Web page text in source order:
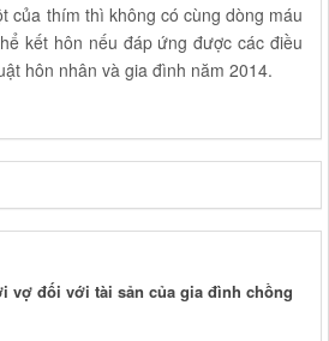
của thím thì không có cùng dòng máu
kết hôn nếu đáp ứng được các điều
hôn nhân và gia đình năm 2014.
vợ đối với tài sản của gia đình chồng